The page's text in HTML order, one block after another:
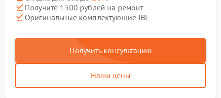
Получите 1500 рублей на ремонт
Оригинальные комплектующие JBL
Получить консультацию
Наши цены